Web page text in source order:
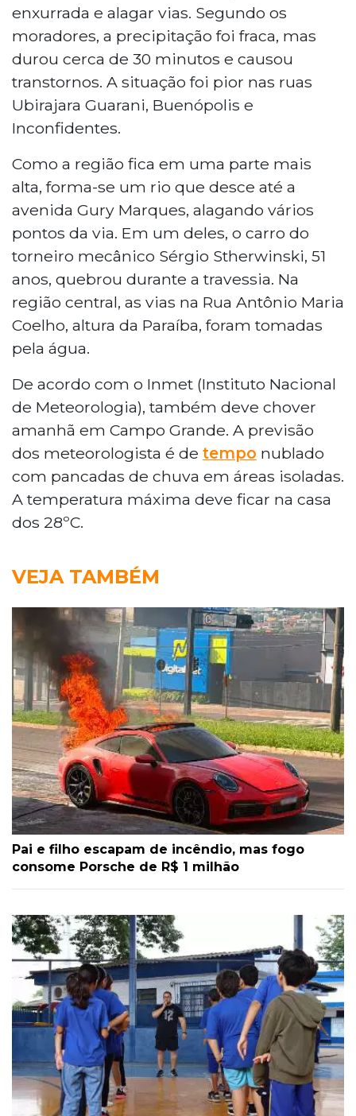
enxurrada e alagar vias. Segundo os
moradores, a precipitação foi fraca, mas
durou cerca de 30 minutos e causou
transtornos. A situação foi pior nas ruas
Ubirajara Guarani, Buenópolis e
Inconfidentes.
Como a região fica em uma parte mais
alta, forma-se um rio que desce até a
avenida Gury Marques, alagando vários
pontos da via. Em um deles, o carro do
torneiro mecânico Sérgio Stherwinski, 51
anos, quebrou durante a travessia. Na
região central, as vias na Rua Antônio Maria
Coelho, altura da Paraíba, foram tomadas
pela água.
De acordo com o Inmet (Instituto Nacional
de Meteorologia), também deve chover
amanhã em Campo Grande. A previsão
dos meteorologista é de tempo nublado
com pancadas de chuva em áreas isoladas.
A temperatura máxima deve ficar na casa
dos 28ºC.
VEJA TAMBÉM
Pai e filho escapam de incêndio, mas fogo
consome Porsche de R$ 1 milhão